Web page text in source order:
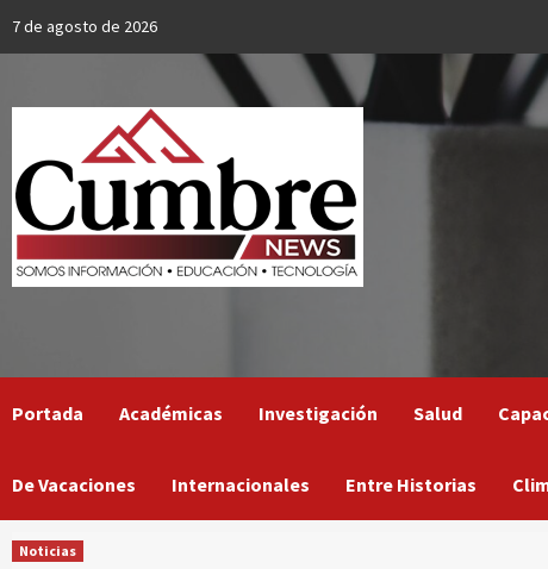
7 de agosto de 2026
Portada Académicas Investigación Salud
De Vacaciones Internacionales Entre Historias
Noticias